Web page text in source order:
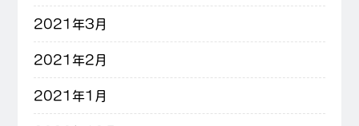
2021年3月
2021年2月
2021年1月